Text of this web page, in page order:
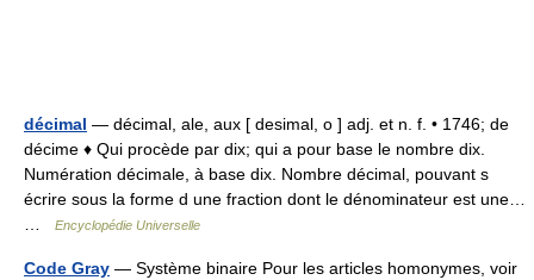
décimal — décimal, ale, aux [ desimal, o ] adj. et n. f. • 1746; de
décime ♦ Qui procède par dix; qui a pour base le nombre dix.
Numération décimale, à base dix. Nombre décimal, pouvant s
écrire sous la forme d une fraction dont le dénominateur est une…
Encyclopédie Universelle
Code Gray — Système binaire Pour les articles homonymes, voir